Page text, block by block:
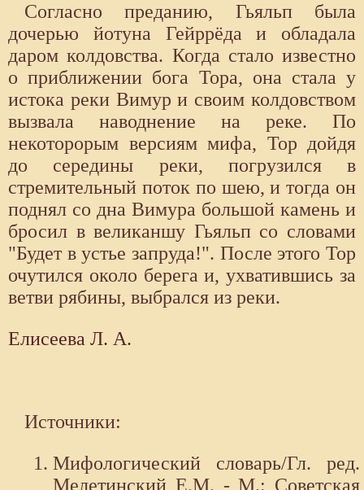
Согласно преданию, Гьяльп была
дочерью йотуна Гейррёда и обладала
даром колдовства. Когда стало известно
о приближении бога Тора, она стала у
истока реки Вимур и своим колдовством
вызвала наводнение на реке. По
некоторорым версиям мифа, Тор дойдя
до середины реки, погрузился в
стремительный поток по шею, и тогда он
поднял со дна Вимура большой камень и
бросил в великаншу Гьяльп со словами
"Будет в устье запруда!". После этого Тор
очутился около берега и, ухватившись за
ветви рябины, выбрался из реки.
Елисеева Л. А.
Источники:
Мифологический словарь/Гл. ред.
Мелетинский Е.М. - М.: Советская